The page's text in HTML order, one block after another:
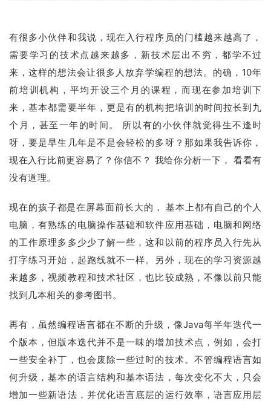
有很多小伙伴和我说，现在入行程序员的门槛越来越高了，
需要学习的技术点越来越多，新技术层出不穷，都学不过
来，这样的想法会让很多人放弃学编程的想法。的确，10年
前培训机构，平均开设三个月的课程，而现在参加培训下
来，基本都需要半年，更是有的机构把培训的时间拉长到九
个月，甚至一年的时间。 所以有的小伙伴就觉得生不逢时
呀，要是早生几年是不是会轻松的多呀？那如果我告诉你，
现在入行比前更容易了？你信不？ 我给你分析一下， 看看有
没有道理。
现在的孩子都是在屏幕面前长大的， 基本上都有自己的个人
电脑，有熟练的电脑操作基础和软件应用基础，电脑和网络
的工作原理多多少少了解一些，这和以前的程序员入行先从
打字练习开始，起跑线就不一样。另外，现在的学习资源越
来越多，视频教程和技术社区，也比较成熟，不像以前只能
找到几本相关的参考图书。
再有，虽然编程语言都在不断的升级，像Java每半年迭代一
个版本，但版本迭代并不是一味的增加技术点，例如，会打
一些安全补丁，也会废除一些过时的技术。不管编程语言如
何升级，基本的语言结构和基本语法，每次变化不大，只会
增加一些新语法，并优化语言底层的运行效率，语言应用层